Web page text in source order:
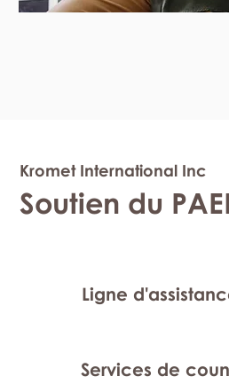
Kromet International Inc
Soutien du
Ligne
Services de